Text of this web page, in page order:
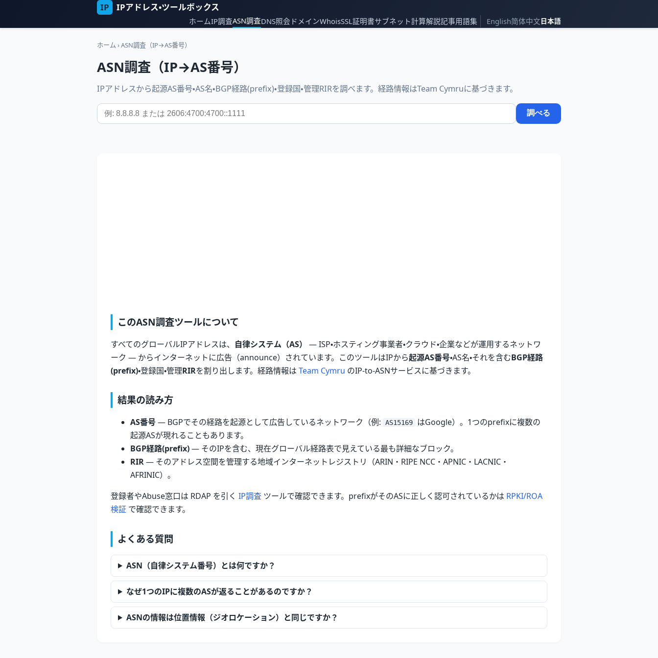
IP IPアドレス・ツールボックス
ホームIP調査ASN調査DNS照会 ドメインWhoisSSL証明書サブネット計算解説記事用語集 English简体中文日本語
ホーム ›ASN調査（IP→AS番号）
ASN調査（IP→AS番号）
IPアドレスから起源AS番号・AS名・BGP経路(prefix)・登録国・管理RIRを調べます。経路情報はTeam Cymruに基づきます。
調べる
このASN調査ツールについて
すべてのグローバルIPアドレスは、 自律システム（AS）
— ISP・ホスティング事業者・クラウド・企業などが運用するネットワ
ーク — からインターネットに広告（announce）されています。このツールはIPから起源AS番号・AS名・それを含むBGP経路
(prefix)・登録国・管理RIRを割り出します。経路情報は Team Cymru のIP-to-ASNサービスに基づきます。
結果の読み方
AS番号— BGPでその経路を起源として広告しているネットワーク（例: AS15169
はGoogle）。1つのprefixに複数の
起源ASが現れることもあります。
BGP経路(prefix)— そのIPを含む、現在グローバル経路表で見えている最も詳細なブロック。
RIR— そのアドレス空間を管理する地域インターネットレジストリ（ARIN・RIPE NCC・APNIC・LACNIC・
AFRINIC）。
登録者やAbuse窓口は RDAP を引く IP調査 ツールで確認できます。prefixがそのASに正しく認可されているかは RPKI/ROA
検証 で確認できます。
よくある質問
ASN（自律システム番号）とは何ですか？
なぜ1つのIPに複数のASが返ることがあるのですか？
ASNの情報は位置情報（ジオロケーション）と同じですか？